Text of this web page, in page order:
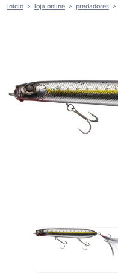
início loja online predadores